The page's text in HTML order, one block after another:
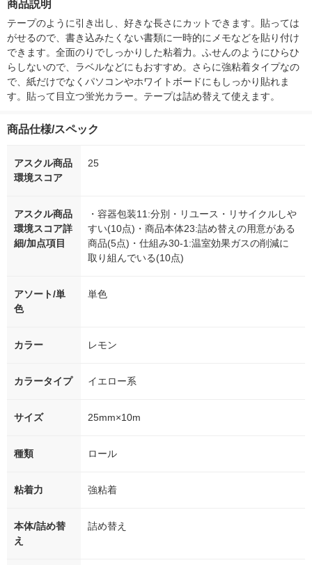
シ） オリジナル
商品説明
テープのように引き出し、好きな長さにカットできます。貼っては
がせるので、書き込みたくない書類に一時的にメモなどを貼り付け
できます。全面のりでしっかりした粘着力。ふせんのようにひらひ
らしないので、ラベルなどにもおすすめ。さらに強粘着タイプなの
で、紙だけでなくパソコンやホワイトボードにもしっかり貼れま
す。貼って目立つ蛍光カラー。テープは詰め替えて使えます。
商品仕様/スペック
アスクル商品
環境スコア
25
アスクル商品
環境スコア詳
細/加点項目
・容器包装11:分別・リユース・リサイクルしや
すい(10点)・商品本体23:詰め替えの用意がある
商品(5点)・仕組み30-1:温室効果ガスの削減に
取り組んでいる(10点)
アソート/単
色
単色
カラー レモン
カラータイプ イエロー系
サイズ 25mm×10m
種類 ロール
粘着力 強粘着
本体/詰め替
え
詰め替え